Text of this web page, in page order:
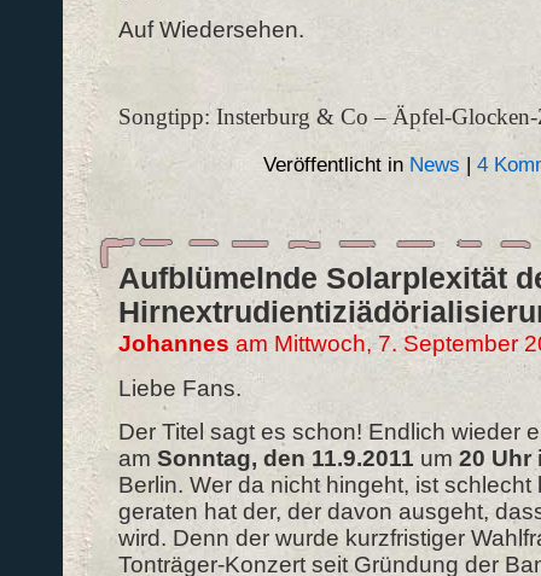
Auf Wiedersehen.
Songtipp: Insterburg & Co – Äpfel-Glocken-
Veröffentlicht in News | 4
Aufblümelnde Solarplexität
Johannes am Mittwoch, 7. September
Liebe Fans.
Der Titel sagt es schon! Endlich wieder
am Sonntag, den 11.9.2011 um 20 Uhr
Berlin. Wer da nicht hingeht, ist schlecht
geraten hat der, der davon ausgeht,
wird. Denn der wurde kurzfristiger
Tonträger-Konzert seit Gründung der